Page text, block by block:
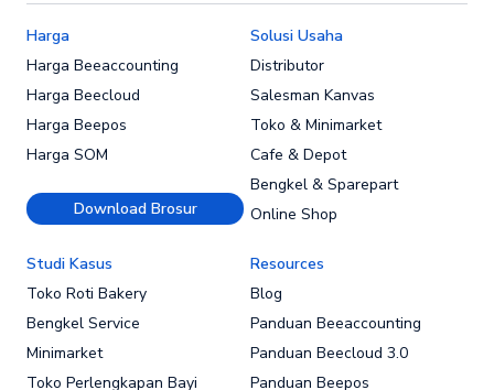
Harga
Harga Beeaccounting
Harga Beecloud
Harga Beepos
Harga SOM
Download Brosur
Solusi Usaha
Distributor
Salesman Kanvas
Toko & Minimarket
Cafe & Depot
Bengkel & Sparepart
Online Shop
Studi Kasus
Toko Roti Bakery
Bengkel Service
Minimarket
Toko Perlengkapan Bayi
Resources
Blog
Panduan Beeaccounting
Panduan Beecloud 3.0
Panduan Beepos